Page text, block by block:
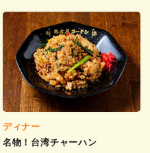
ディナー
名物！台湾チャーハン